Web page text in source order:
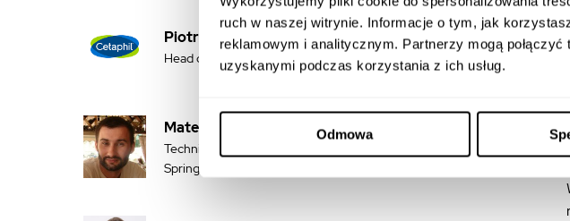
ruch w naszej witrynie. Informacje o tym, jak
reklamowym i analitycznym. Partnerzy mogą
uzyskanymi podczas korzystania z ich usług.
Odmowa
Piotr Wasik
Head of Marketing Consumer, Galderma
Mateusz Mikoś
Technical SEO Team Leader, Ringier Axel
Springer Polska, Medonet